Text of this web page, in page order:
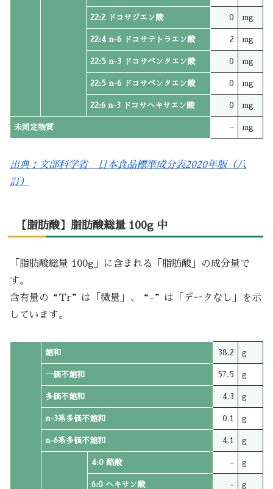
22:2 ドコサジエン酸 0 mg
22:4 n-6 ドコサテトラエン酸 2 mg
22:5 n-3 ドコサペンタエン酸 0 mg
22:5 n-6 ドコサペンタエン酸 0 mg
22:6 n-3 ドコサヘキサエン酸 0 mg
未同定物質 – mg
出典：文部科学省 日本食品標準成分表2020年版（八
訂）
【脂肪酸】脂肪酸総量 100g 中
「脂肪酸総量 100g」に含まれる「脂肪酸」の成分量で
す。
含有量の“Tr”は「微量」、“-”は「データなし」を示
しています。
飽和 38.2 g
一価不飽和 57.5 g
多価不飽和 4.3 g
n-3系多価不飽和 0.1 g
n-6系多価不飽和 4.1 g
4:0 酪酸 – g
6:0 ヘキサン酸 – g